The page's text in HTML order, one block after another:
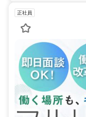
正社員